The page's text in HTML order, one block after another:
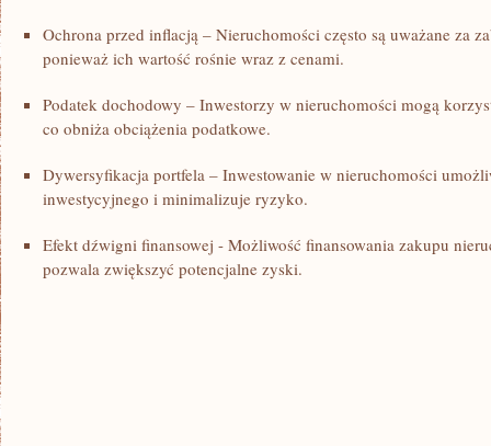
Ochrona przed inflacją – Nieruchomości‍ często są⁢ uważane za
ponieważ ⁢ich wartość rośnie ‍wraz z cenami.
Podatek dochodowy – Inwestorzy w nieruchomości mogą
co obniża ‌obciążenia podatkowe.
Dywersyfikacja portfela – Inwestowanie ⁢w nieruchomości
inwestycyjnego⁤ i minimalizuje ryzyko.
Efekt‌ dźwigni ‍finansowej​ -‌ Możliwość finansowania zakupu
pozwala zwiększyć potencjalne‌ zyski.